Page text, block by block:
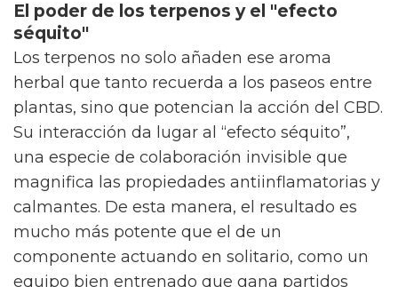
El poder de los terpenos y el "efecto
séquito"
Los terpenos no solo añaden ese aroma
herbal que tanto recuerda a los paseos entre
plantas, sino que potencian la acción del CBD.
Su interacción da lugar al “efecto séquito”,
una especie de colaboración invisible que
magnifica las propiedades antiinflamatorias y
calmantes. De esta manera, el resultado es
mucho más potente que el de un
componente actuando en solitario, como un
equipo bien entrenado que gana partidos